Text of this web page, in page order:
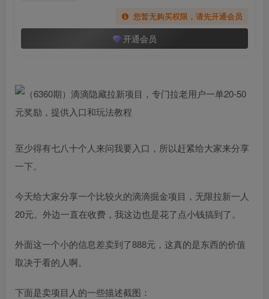
您暂无购买权限，请先开通会员
开通会员
至少得有七八十个人来问我要入口，所以赶紧给大家来分享
一下。
今天给大家分享一个比较火的滴滴掘金项目，无限拉新一人
20元。外边一直在收费，我这边也是花了点小钱搞到了。
外面这一个小的信息差卖到了888元，这真的是东西的价值
取决于看的人啊。
下面是卖项目人的一些描述截图：